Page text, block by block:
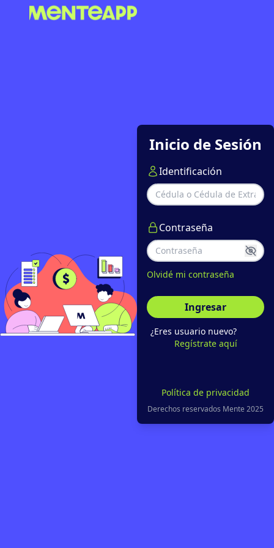
Inicio de Sesión
Identificación
Contraseña
Olvidé mi contraseña
Ingresar
¿Eres usuario nuevo?
Regístrate aquí
Política de privacidad
Derechos reservados Mente 2025